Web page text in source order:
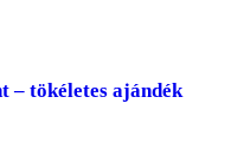
– tökéletes ajándék